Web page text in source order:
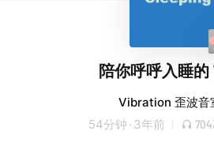
陪你呼呼入睡的
Vibration 歪波音
54分钟 · 3年前